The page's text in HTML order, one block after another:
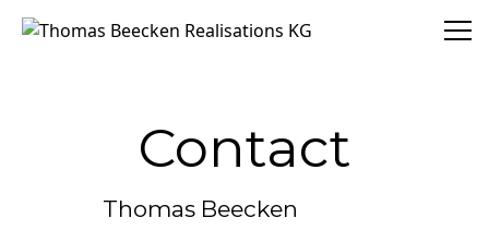
Thomas Beecken Realisations KG
Contact
Thomas Beecken